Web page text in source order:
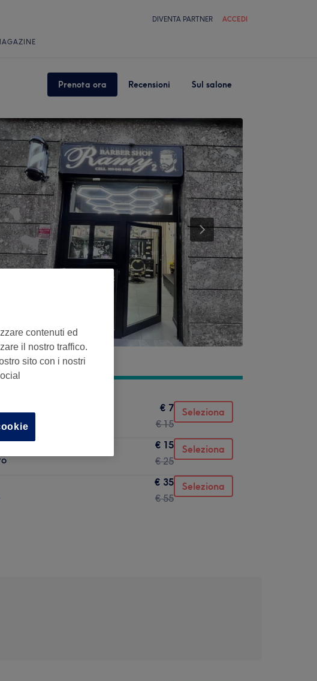
DIVENTA PARTNER ACCEDI
Prenota ora Recensioni Sul salone
€ 7
€ 15
Seleziona
€ 15
€ 25
Seleziona
€ 35
€ 55
Seleziona
contenuti ed
il nostro traffico.
sito con i nostri